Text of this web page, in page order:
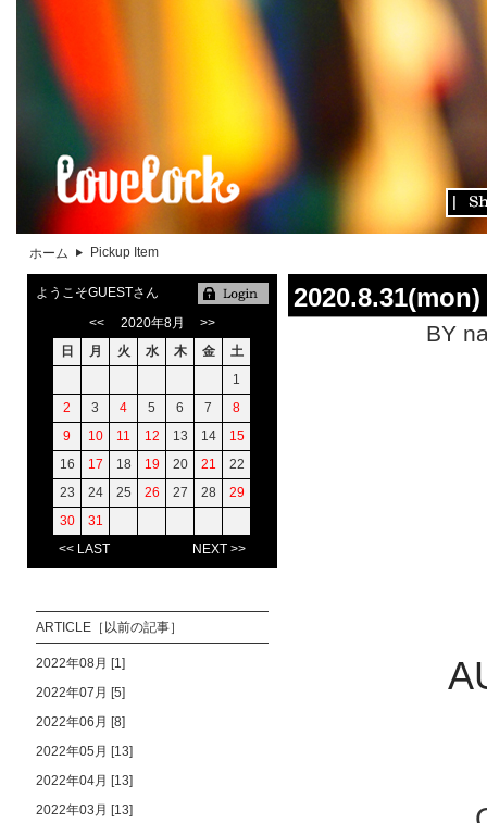
ホーム Pickup Item
2020.8.31(mon)
BY
ようこそGUESTさん
<<
2020年8月
>>
日
月 火 水 木 金
土
1
2
3 4 5 6 7
8
9
10 11 12 13 14
15
16
17 18 19 20 21
22
23
24 25 26 27 28
29
30
31
<< LAST
NEXT >>
ARTICLE［以前の記事］
2022年08月 [1]
2022年07月 [5]
2022年06月 [8]
2022年05月 [13]
2022年04月 [13]
2022年03月 [13]